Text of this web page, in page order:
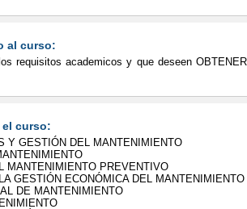
al curso:
requisitos academicos y que deseen
el curso:
Y GESTIÓN DEL MANTENIMIENTO
MANTENIMIENTO PREVENTIVO
GESTIÓN ECONÓMICA DEL MANTENIMIENTO
DE MANTENIMIENTO